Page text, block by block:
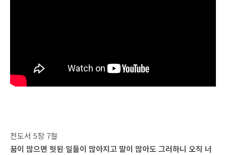
전도서 5장 7절
꿈이 많으면 헛된 일들이 많아지고 말이 많아도 그러하니 오직 너